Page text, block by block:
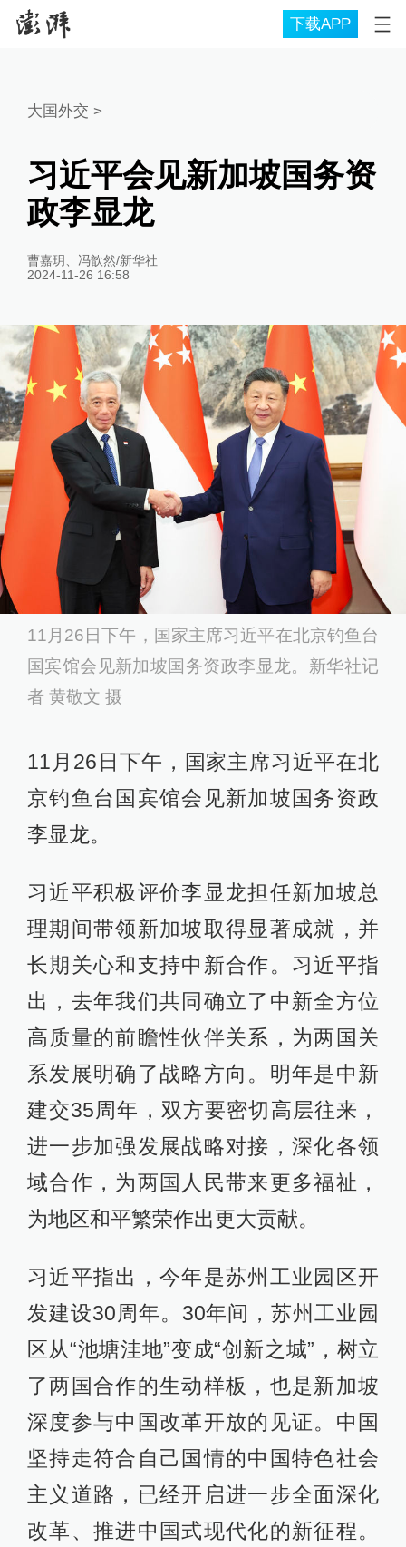
下载APP
大国外交 >
习近平会见新加坡国务资
政李显龙
曹嘉玥、冯歆然/新华社
2024-11-26 16:58
11月26日下午，国家主席习近平在北京钓鱼台
国宾馆会见新加坡国务资政李显龙。新华社记
者 黄敬文 摄
11月26日下午，国家主席习近平在北
京钓鱼台国宾馆会见新加坡国务资政
李显龙。
习近平积极评价李显龙担任新加坡总
理期间带领新加坡取得显著成就，并
长期关心和支持中新合作。习近平指
出，去年我们共同确立了中新全方位
高质量的前瞻性伙伴关系，为两国关
系发展明确了战略方向。明年是中新
建交35周年，双方要密切高层往来，
进一步加强发展战略对接，深化各领
域合作，为两国人民带来更多福祉，
为地区和平繁荣作出更大贡献。
习近平指出，今年是苏州工业园区开
发建设30周年。30年间，苏州工业园
区从“池塘洼地”变成“创新之城”，树立
了两国合作的生动样板，也是新加坡
深度参与中国改革开放的见证。中国
坚持走符合自己国情的中国特色社会
主义道路，已经开启进一步全面深化
改革、推进中国式现代化的新征程。